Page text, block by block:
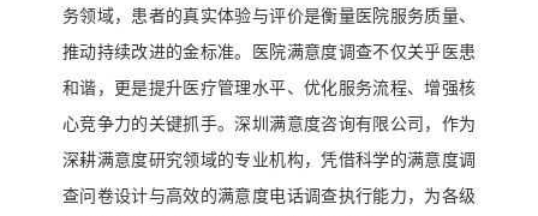
务领域，患者的真实体验与评价是衡量医院服务质量、
推动持续改进的金标准。医院满意度调查不仅关乎医患
和谐，更是提升医疗管理水平、优化服务流程、增强核
心竞争力的关键抓手。深圳满意度咨询有限公司，作为
深耕满意度研究领域的专业机构，凭借科学的满意度调
查问卷设计与高效的满意度电话调查执行能力，为各级